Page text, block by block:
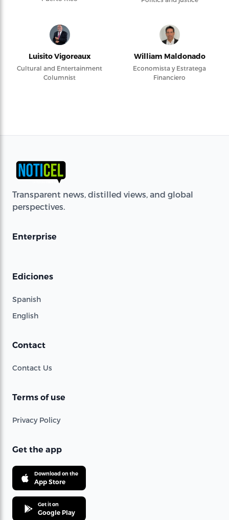
Luisito Vigoreaux
Cultural and Entertainment
Columnist
William Maldonado
Economista y Estratega
Financiero
Transparent news, distilled views, and global
perspectives.
Enterprise
Ediciones
Spanish
English
Contact
Contact Us
Terms of use
Privacy Policy
Get the app
Download on the
App Store
Get it on
Google Play